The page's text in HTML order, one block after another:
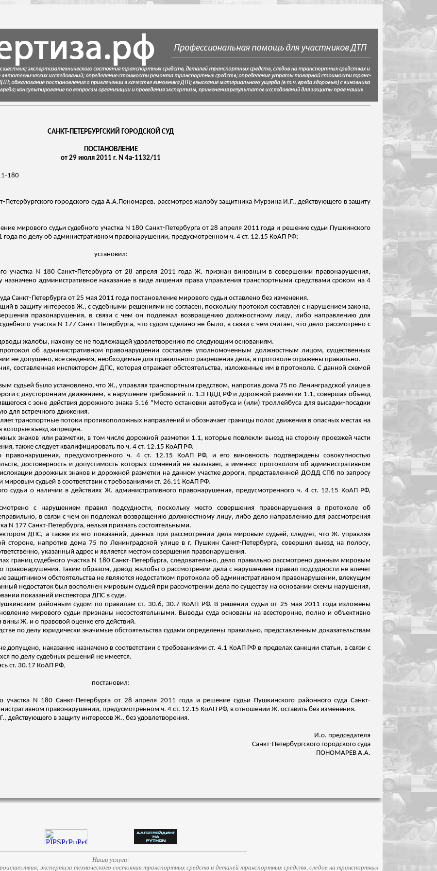
САНКТ-ПЕТЕРБУРГСКИЙ ГОРОДСКОЙ СУД
ПОСТАНОВЛЕНИЕ
от 29 июля 2011 г. N 4а-1132/11
180
Петербургского городского судаА.А.Пономарев, рассмотрев жалобу защитника Мурзина И.Г., действующего в защиту
мирового судьи судебного участка N 180 Санкт-Петербурга от 28 апреля 2011 года и решение судьи Пушкинского
года по делу об административном правонарушении, предусмотренном ч. 4 ст. 12.15 КоАП РФ;
установил:
участка N 180 Санкт-Петербурга от 28 апреля 2011 года Ж. признан виновным в совершении правонарушения,
административное наказание в виде лишения права управления транспортными средствами сроком на 4
Санкт-Петербурга от 25 мая 2011 года постановление мирового судьи оставлено без изменения.
в защиту интересов Ж., с судебными решениями не согласен, поскольку протокол составлен с нарушением закона,
правонарушения, в связи с чем он подлежал возвращению должностному лицу, либо направлению для
участка N 177 Санкт-Петербурга, что судом сделано не было, в связи с чем считает, что дело рассмотрено с
жалобы, нахожу ее не подлежащей удовлетворению по следующим основаниям.
об административном правонарушении составлен уполномоченным должностным лицом, существенных
не допущено, все сведения, необходимые для правильного разрешения дела, в протоколе отражены правильно.
составленная инспектором ДПС, которая отражает обстоятельства, изложенные им в протоколе. С данной схемой
судьей было установлено, что Ж., управляя транспортным средством, напротив дома 75 по Ленинградской улице в
с двусторонним движением, в нарушение требований п. 1.3 ПДД РФ и дорожной разметки 1.1, совершая объезд
с зоне действия дорожного знака 5.16 "Место остановки автобуса и (или) троллейбуса для высадки-посадки
для встречного движения.
транспортные потоки противоположных направлений и обозначает границы полос движения в опасных местах на
которые въезд запрещен.
знаков или разметки, в том числе дорожной разметки 1.1, которые повлекли выезд на сторону проезжей части
также следует квалифицировать по ч. 4 ст. 12.15 КоАП РФ.
правонарушения, предусмотренного ч. 4 ст. 12.15 КоАП РФ, и его виновность подтверждены совокупностью
достоверность и допустимость которых сомнений не вызывает, а именно: протоколом об административном
дорожных знаков и дорожной разметки на данном участке дороги, представленной ДОДД СПб по запросу
судьей в соответствии с требованиями ст. 26.11 КоАП РФ.
судьи о наличии в действиях Ж. административного правонарушения, предусмотренного ч. 4 ст. 12.15 КоАП РФ,
с нарушением правил подсудности, поскольку место совершения правонарушения в протоколе об
в связи с чем он подлежал возвращению должностному лицу, либо дело направлению для рассмотрения
N 177 Санкт-Петербурга, нельзя признать состоятельными.
ДПС, а также из его показаний, данных при рассмотрении дела мировым судьей, следует, что Ж. управляя
стороне, напротив дома 75 по Ленинградской улице в г. Пушкин Санкт-Петербурга, совершил выезд на полосу,
указанный адрес и является местом совершения правонарушения.
границ судебного участка N 180 Санкт-Петербурга, следовательно, дело правильно рассмотрено данным мировым
правонарушения. Таким образом, довод жалобы о рассмотрении дела с нарушением правил подсудности не влечет
защитником обстоятельства не являются недостатком протокола об административном правонарушении, влекущим
недостаток был восполнен мировым судьей при рассмотрении дела по существу на основании схемы нарушения,
показаний инспектора ДПС в суде.
районным судом по правилам ст. 30.6, 30.7 КоАП РФ. В решении судьи от 25 мая 2011 года изложены
мирового судьи признаны несостоятельными. Выводы суда основаны на всесторонне, полно и объективно
вины Ж. и о правовой оценке его действий.
по делу юридически значимые обстоятельства судами определены правильно, представленным доказательствам
допущено, наказание назначено в соответствии с требованиями ст. 4.1 КоАП РФ в пределах санкции статьи, всвязи с
по делу судебных решений не имеется.
ст. 30.17 КоАП РФ,
постановил:
участка N 180 Санкт-Петербурга от 28 апреля 2011 года и решение судьи Пушкинского районного суда Санкт-
правонарушении, предусмотренном ч. 4 ст. 12.15 КоАП РФ, в отношении Ж. оставить без изменения.
в защиту интересов Ж., без удовлетворения.
И.о. председателя
Санкт-Петербургского городского суда
ПОНОМАРЕВ А.А.
Наши услуги:
экспертиза технического состояния транспортных средств и деталей транспортных средств, следов на транспортных